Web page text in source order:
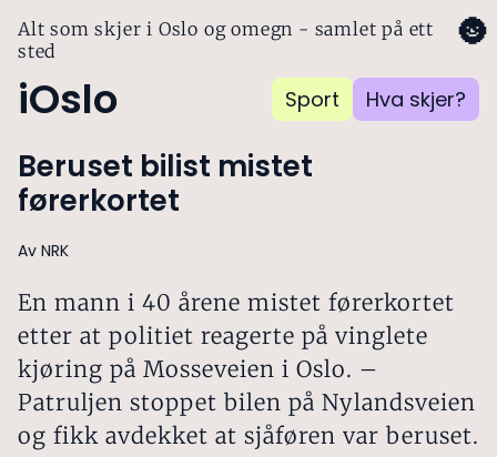
Alt som skjer i Oslo og omegn - samlet på ett
sted
iOslo Sport Hva skjer?
🌚
Beruset bilist mistet
førerkortet
Av NRK
En mann i 40 årene mistet førerkortet
etter at politiet reagerte på vinglete
kjøring på Mosseveien i Oslo. –
Patruljen stoppet bilen på Nylandsveien
og fikk avdekket at sjåføren var beruset.